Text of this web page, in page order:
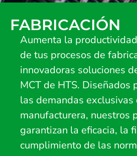
FABRICACIÓN
Aumenta la
de tus procesos de
innovadoras soluciones
MCT de HTS. Diseñados
las demandas
manufacturera, nuestros
garantizan la eficacia, la
cumplimiento de las